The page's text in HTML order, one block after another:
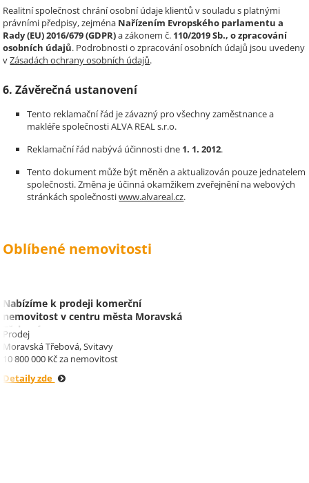
Realitní společnost chrání osobní údaje klientů v souladu s platnými
právními předpisy, zejména Nařízením Evropského parlamentu a
Rady (EU) 2016/679 (GDPR)a zákonem č. 110/2019 Sb., o zpracování
osobních údajů. Podrobnosti o zpracování osobních údajů jsou uvedeny
vZásadách ochrany osobních údajů.
6. Závěrečná ustanovení
Tento reklamační řád je závazný pro všechny zaměstnance a
makléře společnosti ALVA REAL s.r.o.
Reklamační řád nabývá účinnosti dne 1. 1. 2012.
Tento dokument může být měněn a aktualizován pouze jednatelem
společnosti. Změna je účinná okamžikem zveřejnění na webových
stránkách společnostiwww.alvareal.cz.
Oblíbené nemovitosti
Nabízíme k prodeji komerční
nemovitost v centru města Moravská
Třebová.
Prodej
Moravská Třebová, Svitavy
10 800 000 Kč za nemovitost
Detaily zde